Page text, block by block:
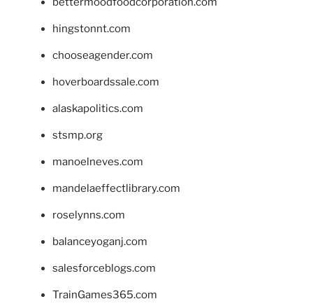
hingstonnt.com
chooseagender.com
hoverboardssale.com
alaskapolitics.com
stsmp.org
manoelneves.com
mandelaeffectlibrary.com
roselynns.com
balanceyoganj.com
salesforceblogs.com
TrainGames365.com